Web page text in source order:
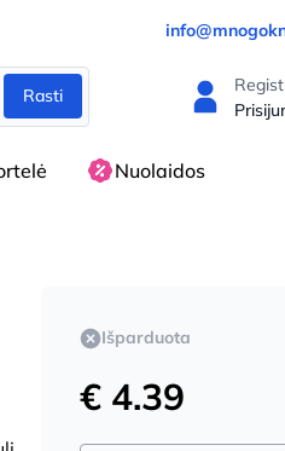
Rasti
Nuolaidos
Išparduota
€ 4.39